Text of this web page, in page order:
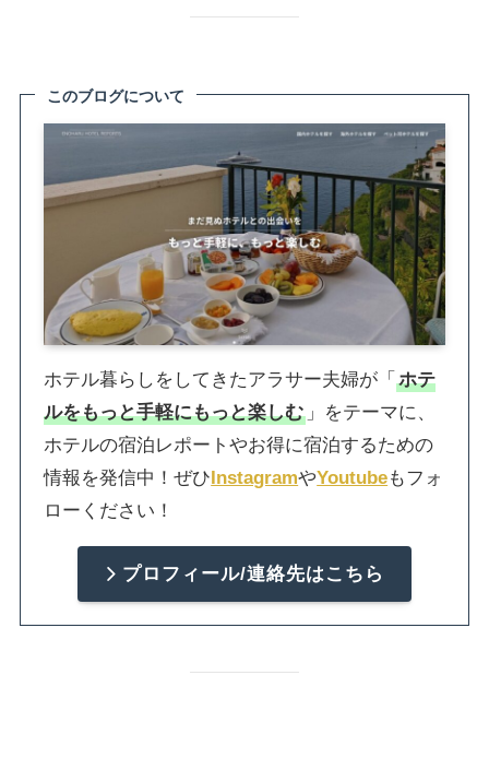
このブログについて
ホテル暮らしをしてきたアラサー夫婦が「ホテ
ルをもっと手軽にもっと楽しむ 」をテーマに、
ホテルの宿泊レポートやお得に宿泊するための
情報を発信中！ぜひInstagramやYoutubeもフォ
ローください！
プロフィール/連絡先はこちら